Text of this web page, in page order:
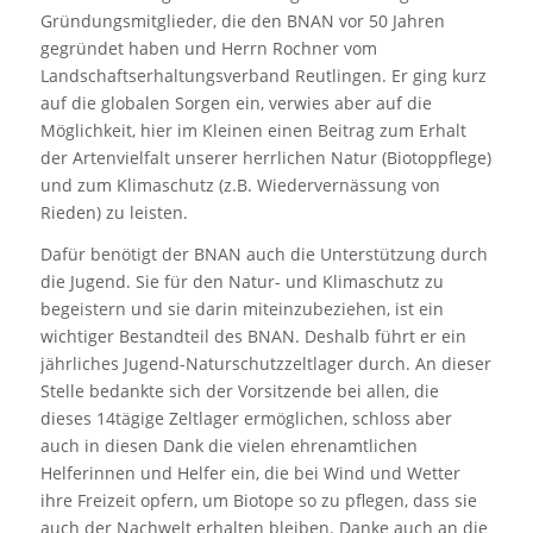
Gründungsmitglieder, die den BNAN vor 50 Jahren
gegründet haben und Herrn Rochner vom
Landschaftserhaltungsverband Reutlingen. Er ging kurz
auf die globalen Sorgen ein, verwies aber auf die
Möglichkeit, hier im Kleinen einen Beitrag zum Erhalt
der Artenvielfalt unserer herrlichen Natur (Biotoppflege)
und zum Klimaschutz (z.B. Wiedervernässung von
Rieden) zu leisten.
Dafür benötigt der BNAN auch die Unterstützung durch
die Jugend. Sie für den Natur- und Klimaschutz zu
begeistern und sie darin miteinzubeziehen, ist ein
wichtiger Bestandteil des BNAN. Deshalb führt er ein
jährliches Jugend-Naturschutzzeltlager durch. An dieser
Stelle bedankte sich der Vorsitzende bei allen, die
dieses 14tägige Zeltlager ermöglichen, schloss aber
auch in diesen Dank die vielen ehrenamtlichen
Helferinnen und Helfer ein, die bei Wind und Wetter
ihre Freizeit opfern, um Biotope so zu pflegen, dass sie
auch der Nachwelt erhalten bleiben. Danke auch an die